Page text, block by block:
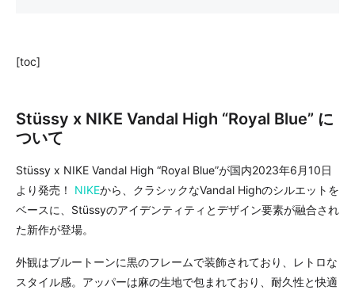
[toc]
Stüssy x NIKE Vandal High “Royal Blue” に
ついて
Stüssy x NIKE Vandal High “Royal Blue”が国内2023年6月10日
より発売！ NIKEから、クラシックなVandal Highのシルエットを
ベースに、Stüssyのアイデンティティとデザイン要素が融合され
た新作が登場。
外観はブルートーンに黒のフレームで装飾されており、レトロな
スタイル感。アッパーは麻の生地で包まれており、耐久性と快適